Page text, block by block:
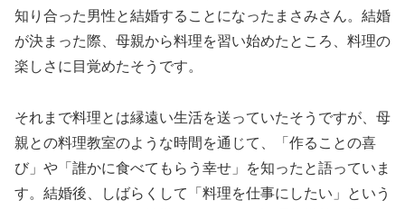
知り合った男性と結婚することになったまさみさん。結婚
が決まった際、母親から料理を習い始めたところ、料理の
楽しさに目覚めたそうです。
それまで料理とは縁遠い生活を送っていたそうですが、母
親との料理教室のような時間を通じて、「作ることの喜
び」や「誰かに食べてもらう幸せ」を知ったと語っていま
す。結婚後、しばらくして「料理を仕事にしたい」という